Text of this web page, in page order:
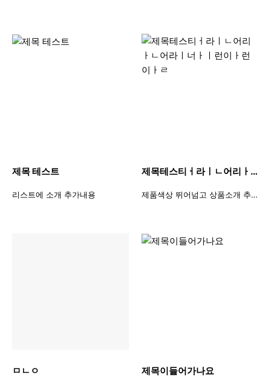
제목 테스트
리스트에 소개 추가내용
제목테스티ㅓ라ㅣㄴ어리ㅏㄴ어라ㅣ너ㅏㅣ런이ㅏ런이ㅏㄹ
제품색상 뛰어넘고 상품소개 추가내용 /제품색상 뛰어넘고 상품소개 추가내용제품색상 뛰어넘고 상품소개 추가내용제품색상 뛰어넘고 상품소개 추가내용제품색상 뛰어넘고 상품소개 추가내용제품색상 뛰어넘고 상품소개 추가내용제품색상 뛰어넘고 상품소개 추가내용제품색상 뛰어넘고 상품소개 추가내용제품색상 뛰어넘고 상품소개 추가내용제품색상 뛰어넘고 상품소개 추가내용제품색상 뛰어넘고 상품소개 추가내용제품색상 뛰어넘고 상품소개 추가내용제품색상 뛰어넘고 상품소개 추가내용제품색상 뛰어넘고 상품소개 추가내용
ㅁㄴㅇ 제목이들어가나요